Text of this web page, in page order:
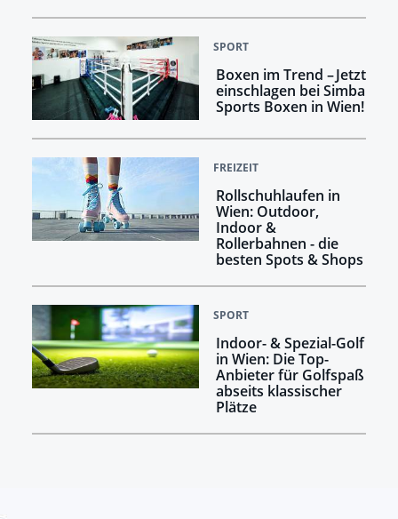
SPORT
Boxen im Trend – Jetzt
einschlagen bei Simba
Sports Boxen in Wien!
FREIZEIT
Rollschuhlaufen in
Wien: Outdoor,
Indoor &
Rollerbahnen - die
besten Spots & Shops
SPORT
Indoor- & Spezial-Golf
in Wien: Die Top-
Anbieter für Golfspaß
abseits klassischer
Plätze